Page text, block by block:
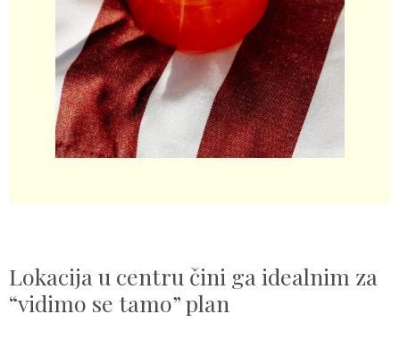
Lokacija u centru čini ga idealnim za
“vidimo se tamo” plan